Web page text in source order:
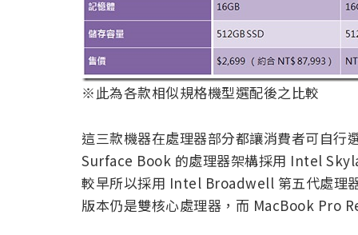
※此為各款相似規格機型選配後之比較
這三款機器在處理器部分都讓消費者可自
Surface Book 的處理器架構採用 Intel
較早所以採用 Intel Broadwell 第五代處理
版本仍是雙核心處理器，而 MacBook Pro